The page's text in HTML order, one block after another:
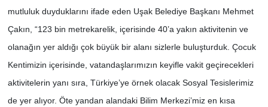
mutluluk duyduklarını ifade eden Uşak Belediye Başkanı Mehmet
Çakın, “123 bin metrekarelik, içerisinde 40’a yakın aktivitenin ve
olanağın yer aldığı çok büyük bir alanı sizlerle buluşturduk. Çocuk
Kentimizin içerisinde, vatandaşlarımızın keyifle vakit geçirecekleri
aktivitelerin yanı sıra, Türkiye’ye örnek olacak Sosyal Tesislerimiz
de yer alıyor. Öte yandan alandaki Bilim Merkezi’miz en kısa